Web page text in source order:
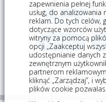
logowanie
Mój koszyk (0)
zapewnienia pełnej
usług, do
reklam. Do tych celów,
dotyczące wzorców
witryny za pomocą
opcji „Zaakceptuj
udostępnianie danych
zewnętrznym
partnerom
kliknąć „Zarządzaj”, i
plików cookie